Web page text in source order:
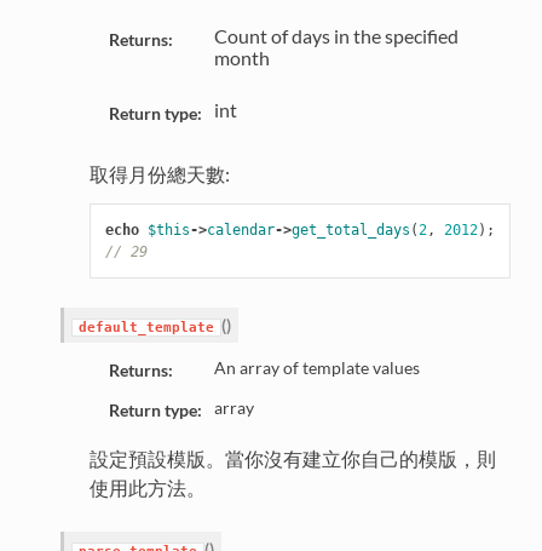
Returns:
Count of days in the specified
month
Return type: int
取得月份總天數:
echo $this->calendar->get_total_days (2, 2012);
// 29
default_template ()
Returns: An array of template values
Return type: array
設定預設模版。當你沒有建立你自己的模版，則
使用此方法。